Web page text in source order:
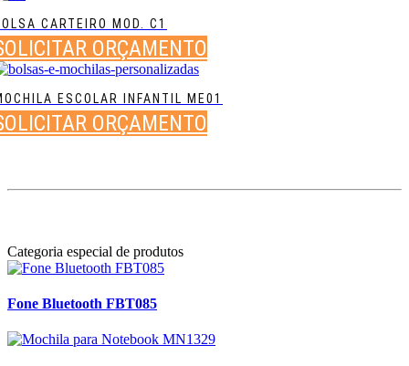
CARTEIRO MOD. C1
ORÇAMENTO
ESCOLAR INFANTIL ME01
ORÇAMENTO
Categoria especial de produtos
Fone Bluetooth FBT085